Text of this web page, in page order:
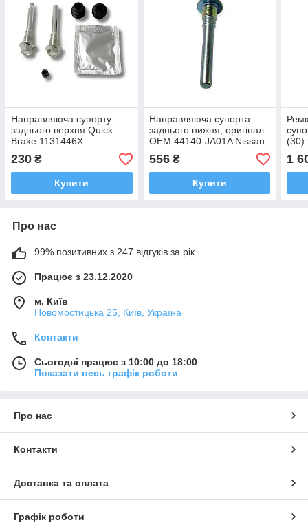
Направляюча супорту
заднього верхня Quick
Brake 1131446X
230 ₴
Купити
Направляюча супорта
заднього нижня, оригінал
OEM 44140-JA01A Nissan
Infiniti
556₴
Купити
(30)
1
Про нас
99% позитивних з 247 відгуків за рік
Працює з 23.12.2020
м. Київ
Новомостицька 25, Київ, Україна
Контакти
Сьогодні працює з 10:00 до 18:00
Показати весь графік роботи
Про нас
Контакти
Доставка та оплата
Графік роботи